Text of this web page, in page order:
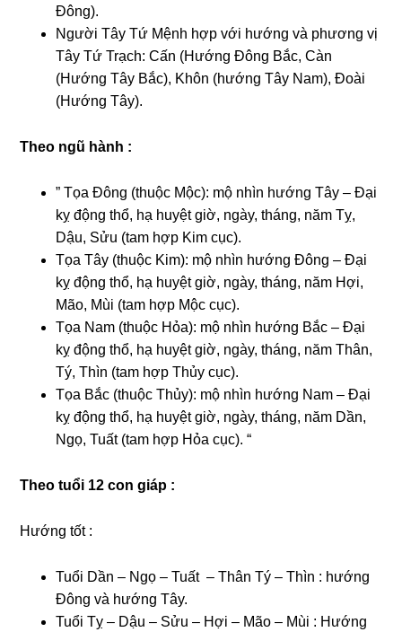
Đông).
Người Tây Tứ Mệnh hợp với hướng và phương vị
Tây Tứ Trạch: Cấn (Hướng Đông Bắc, Càn
(Hướng Tây Bắc), Khôn (hướng Tây Nam), Đoài
(Hướng Tây).
Theo ngũ hành :
” Tọa Đông (thuộc Mộc): mộ nhìn hướng Tây – Đại
kỵ động thổ, hạ huyệt giờ, ngày, tháng, năm Tỵ,
Dậu, Sửu (tam hợp Kim cục).
Tọa Tây (thuộc Kim): mộ nhìn hướng Đông – Đại
kỵ động thổ, hạ huyệt giờ, ngày, tháng, năm Hợi,
Mão, Mùi (tam hợp Mộc cục).
Tọa Nam (thuộc Hỏa): mộ nhìn hướng Bắc – Đại
kỵ động thổ, hạ huyệt giờ, ngày, tháng, năm Thân,
Tý, Thìn (tam hợp Thủy cục).
Tọa Bắc (thuộc Thủy): mộ nhìn hướng Nam – Đại
kỵ động thổ, hạ huyệt giờ, ngày, tháng, năm Dần,
Ngọ, Tuất (tam hợp Hỏa cục). “
Theo tuổi 12 con giáp :
Hướng tốt :
Tuổi Dần – Ngọ – Tuất – Thân Tý – Thìn : hướng
Đông và hướng Tây.
Tuổi Tỵ – Dậu – Sửu – Hợi – Mão – Mùi : Hướng